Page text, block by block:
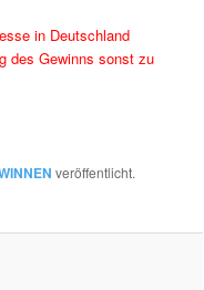
in Deutschland
des Gewinns sonst zu
veröffentlicht.